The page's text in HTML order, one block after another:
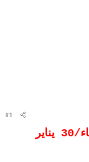
#1
(بوسيدونغ/الأربعاء/30 يناير